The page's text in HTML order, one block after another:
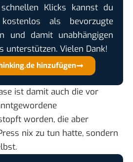
Klicks kannst du
als bevorzugte
und damit unabhängigen
unterstützen. Vielen Dank!
hinzufügen
ist damit auch die vor
worden, die aber
nix zu tun hatte, sondern